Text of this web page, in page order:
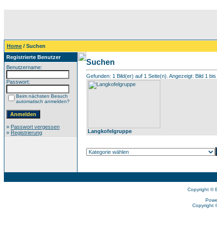
Home / Suchen
Registrierte Benutzer
Benutzername:
Passwort:
Beim nächsten Besuch
automatisch anmelden?
» Passwort vergessen
» Registrierung
Suchen
Gefunden: 1 Bild(er) auf 1 Seite(n). Angezeigt: Bild 1 bis
Langkofelgruppe
Copyright ©
Copyright